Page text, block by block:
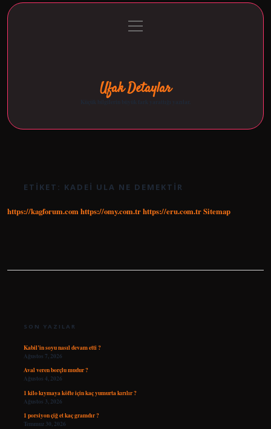
Gizlilik Politikası
menüyü
aç
Ufak Detaylar
Küçük bilgilerin büyük fark yarattığı yazılar.
ETIKET: KADEI ULA NE DEMEKTIR
https://kagforum.com https://omy.com.trhttps://eru.com.trSitemap
SON YAZILAR
Kabil’in soyu nasıl devam etti ?
Ağustos 7, 2026
Aval veren borçlu mudur ?
Ağustos 4, 2026
1 kilo kıymaya köfte için kaç yumurta kırılır ?
Ağustos 3, 2026
1 porsiyon çiğ et kaç gramdır ?
Temmuz 30, 2026